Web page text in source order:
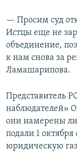
— Просим суд
Истцы еще не
объединение,
к нам снова за
Ламашарипова.
Представитель
наблюдателей»
они намерены
подали 1
юридическую